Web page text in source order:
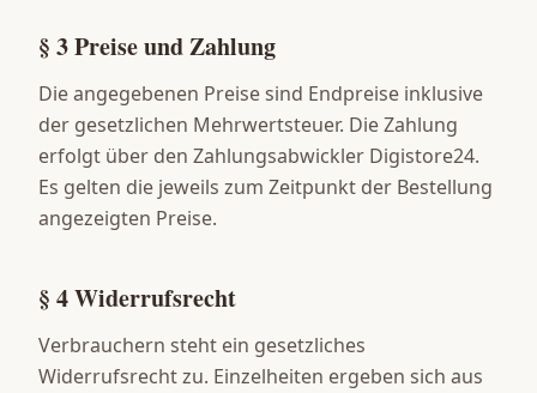
§ 3 Preise und Zahlung
Die angegebenen Preise sind Endpreise inklusive
der gesetzlichen Mehrwertsteuer. Die Zahlung
erfolgt über den Zahlungsabwickler Digistore24.
Es gelten die jeweils zum Zeitpunkt der Bestellung
angezeigten Preise.
§ 4 Widerrufsrecht
Verbrauchern steht ein gesetzliches
Widerrufsrecht zu. Einzelheiten ergeben sich aus